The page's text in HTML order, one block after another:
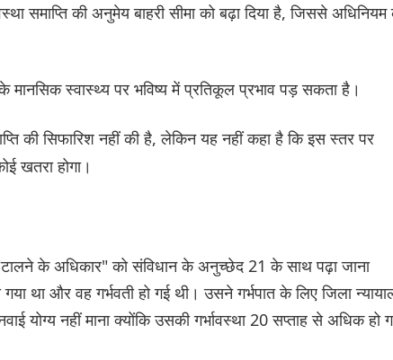
समाप्ति की अनुमेय बाहरी सीमा को बढ़ा ‌‌दिया है, जिससे अधिनियम
मानसिक स्वास्थ्य पर भविष्य में प्रतिकूल प्रभाव पड़ सकता है।
की सिफारिश नहीं की है, लेकिन यह नहीं कहा है कि इस स्तर पर
खतरा होगा।
"टालने के अधिकार" को संविधान के अनुच्छेद 21 के साथ पढ़ा जाना
था और वह गर्भवती हो गई थी। उसने गर्भपात के लिए जिला
योग्य नहीं माना क्योंकि उसकी गर्भावस्था 20 सप्ताह से अधिक हो